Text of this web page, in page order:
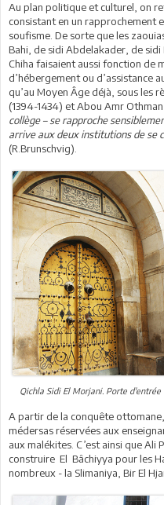
Au plan politique et culturel, on
consistant en un rapprochement
soufisme. De sorte que les
Bahi, de sidi Abdelakader, de sidi
Chiha faisaient aussi fonction de
d’hébergement ou d’assistance
qu’au Moyen Âge déjà, sous les
(1394-1434) et Abou Amr
collège – se rapproche
arrive aux deux institutions de se
(R.Brunschvig).
Qichla Sidi El Morjani. Porte
A partir de la conquête
médersas réservées aux
aux malékites. C’est ainsi que Ali
construire El Bâchiyya pour les
nombreux - la Slimaniya, Bir El